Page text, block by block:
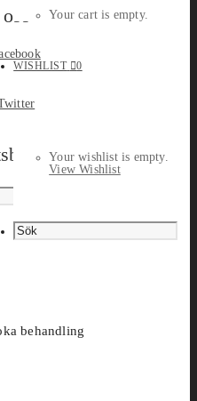
Your cart is empty.
WISHLIST 0
Your wishlist is empty.
View Wishlist
behandling